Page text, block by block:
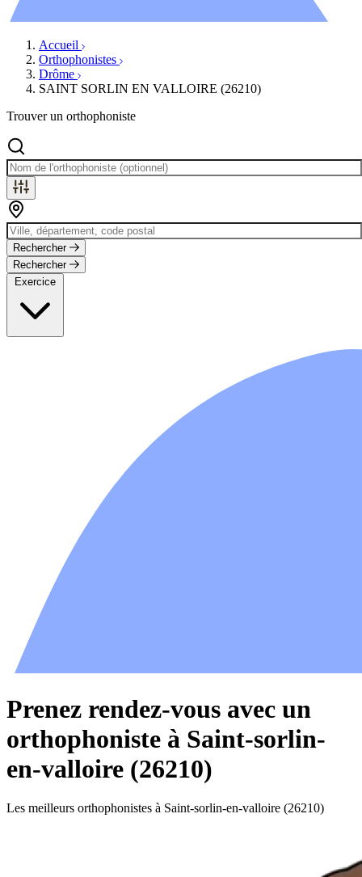
Accueil
Orthophonistes
Drôme
SAINT SORLIN EN VALLOIRE (26210)
Trouver un orthophoniste
Rechercher
Rechercher
Exercice
Prenez rendez-vous avec un
orthophoniste à Saint-sorlin-
en-valloire (26210)
Les meilleurs orthophonistes à Saint-sorlin-en-valloire (26210)